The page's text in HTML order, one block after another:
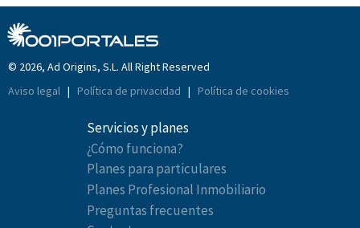
© 2026, Ad Origins, S.L. All Right Reserved
Aviso legal | Política de privacidad | Política de cookies
Servicios y planes
¿Cómo funciona?
Planes para particulares
Planes Profesional Inmobiliario
Preguntas frecuentes